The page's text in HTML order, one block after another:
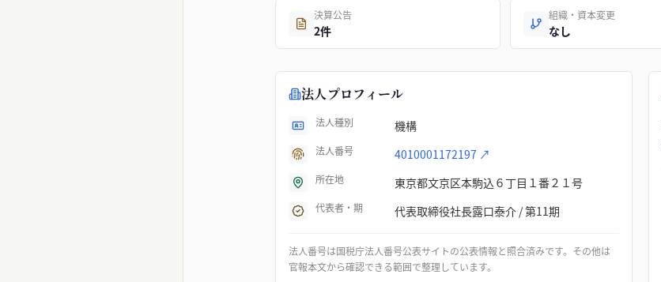
決算公告
2件
組織・資本変更
なし
法人プロフィール
法人種別 機構
法人番号 4010001172197 ↗
所在地 東京都文京区本駒込６丁目１番２１号
代表者・期 代表取締役社長露口泰介 / 第11期
法人番号は国税庁法人番号公表サイトの公表情報と照合済みです。その他は
官報本文から確認できる範囲で整理しています。